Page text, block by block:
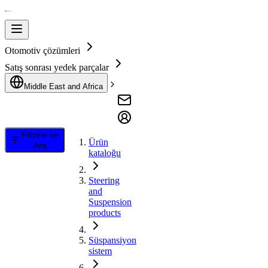
Otomotiv çözümleri
Satış sonrası yedek parçalar
Middle East and Africa
Filtrele ve
Ara
Ürün
kataloğu
Steering
and
Suspension
products
Süspansiyon
sistem